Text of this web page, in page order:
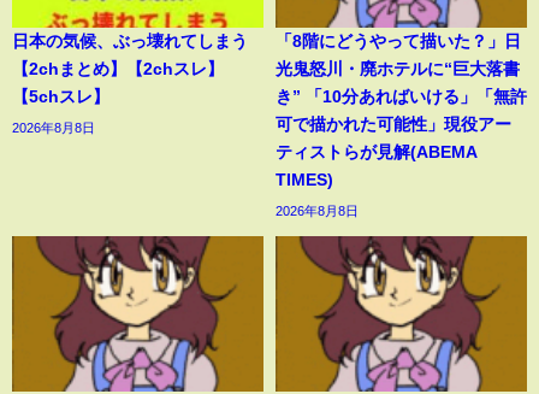
日本の気候、ぶっ壊れてしまう
【2chまとめ】【2chスレ】
【5chスレ】
2026年8月8日
「8階にどうやって描いた？」日
光鬼怒川・廃ホテルに“巨大落書
き” 「10分あればいける」「無許
可で描かれた可能性」現役アー
ティストらが見解(ABEMA
TIMES)
2026年8月8日